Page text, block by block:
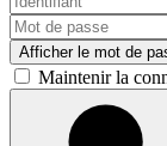
Afficher le mot de
Maintenir la